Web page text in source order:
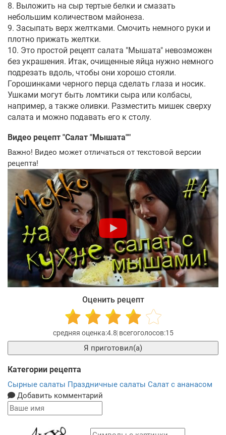
8. Выложить на сыр тертые белки и смазать
небольшим количеством майонеза.
9. Засыпать верх желтками. Смочить немного руки и
плотно прижать желтки.
10. Это простой рецепт салата "Мышата" невозможен
без украшения. Итак, очищенные яйца нужно немного
подрезать вдоль, чтобы они хорошо стояли.
Горошинками черного перца сделать глаза и носик.
Ушками могут быть ломтики сыра или колбасы,
например, а также оливки. Разместить мишек сверху
салата и можно подавать его к столу.
Видео рецепт "Cалат "Мышата""
Важно! Видео может отличаться от текстовой версии
рецепта!
Оценить рецепт
4.8 15
Я приготовил(а)
Категории рецепта
Сырные салаты Праздничные салаты Салат с ананасом
Добавить комментарий